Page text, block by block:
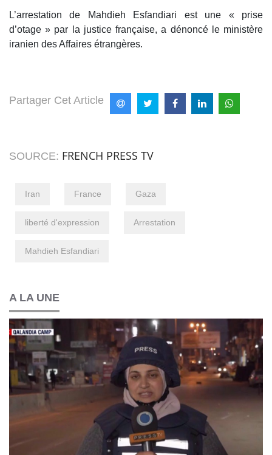
L’arrestation de Mahdieh Esfandiari est une « prise
d’otage » par la justice française, a dénoncé le ministère
iranien des Affaires étrangères.
Partager Cet Article
SOURCE: FRENCH PRESS TV
Iran France Gaza
liberté d'expression Arrestation
Mahdieh Esfandiari
A LA UNE